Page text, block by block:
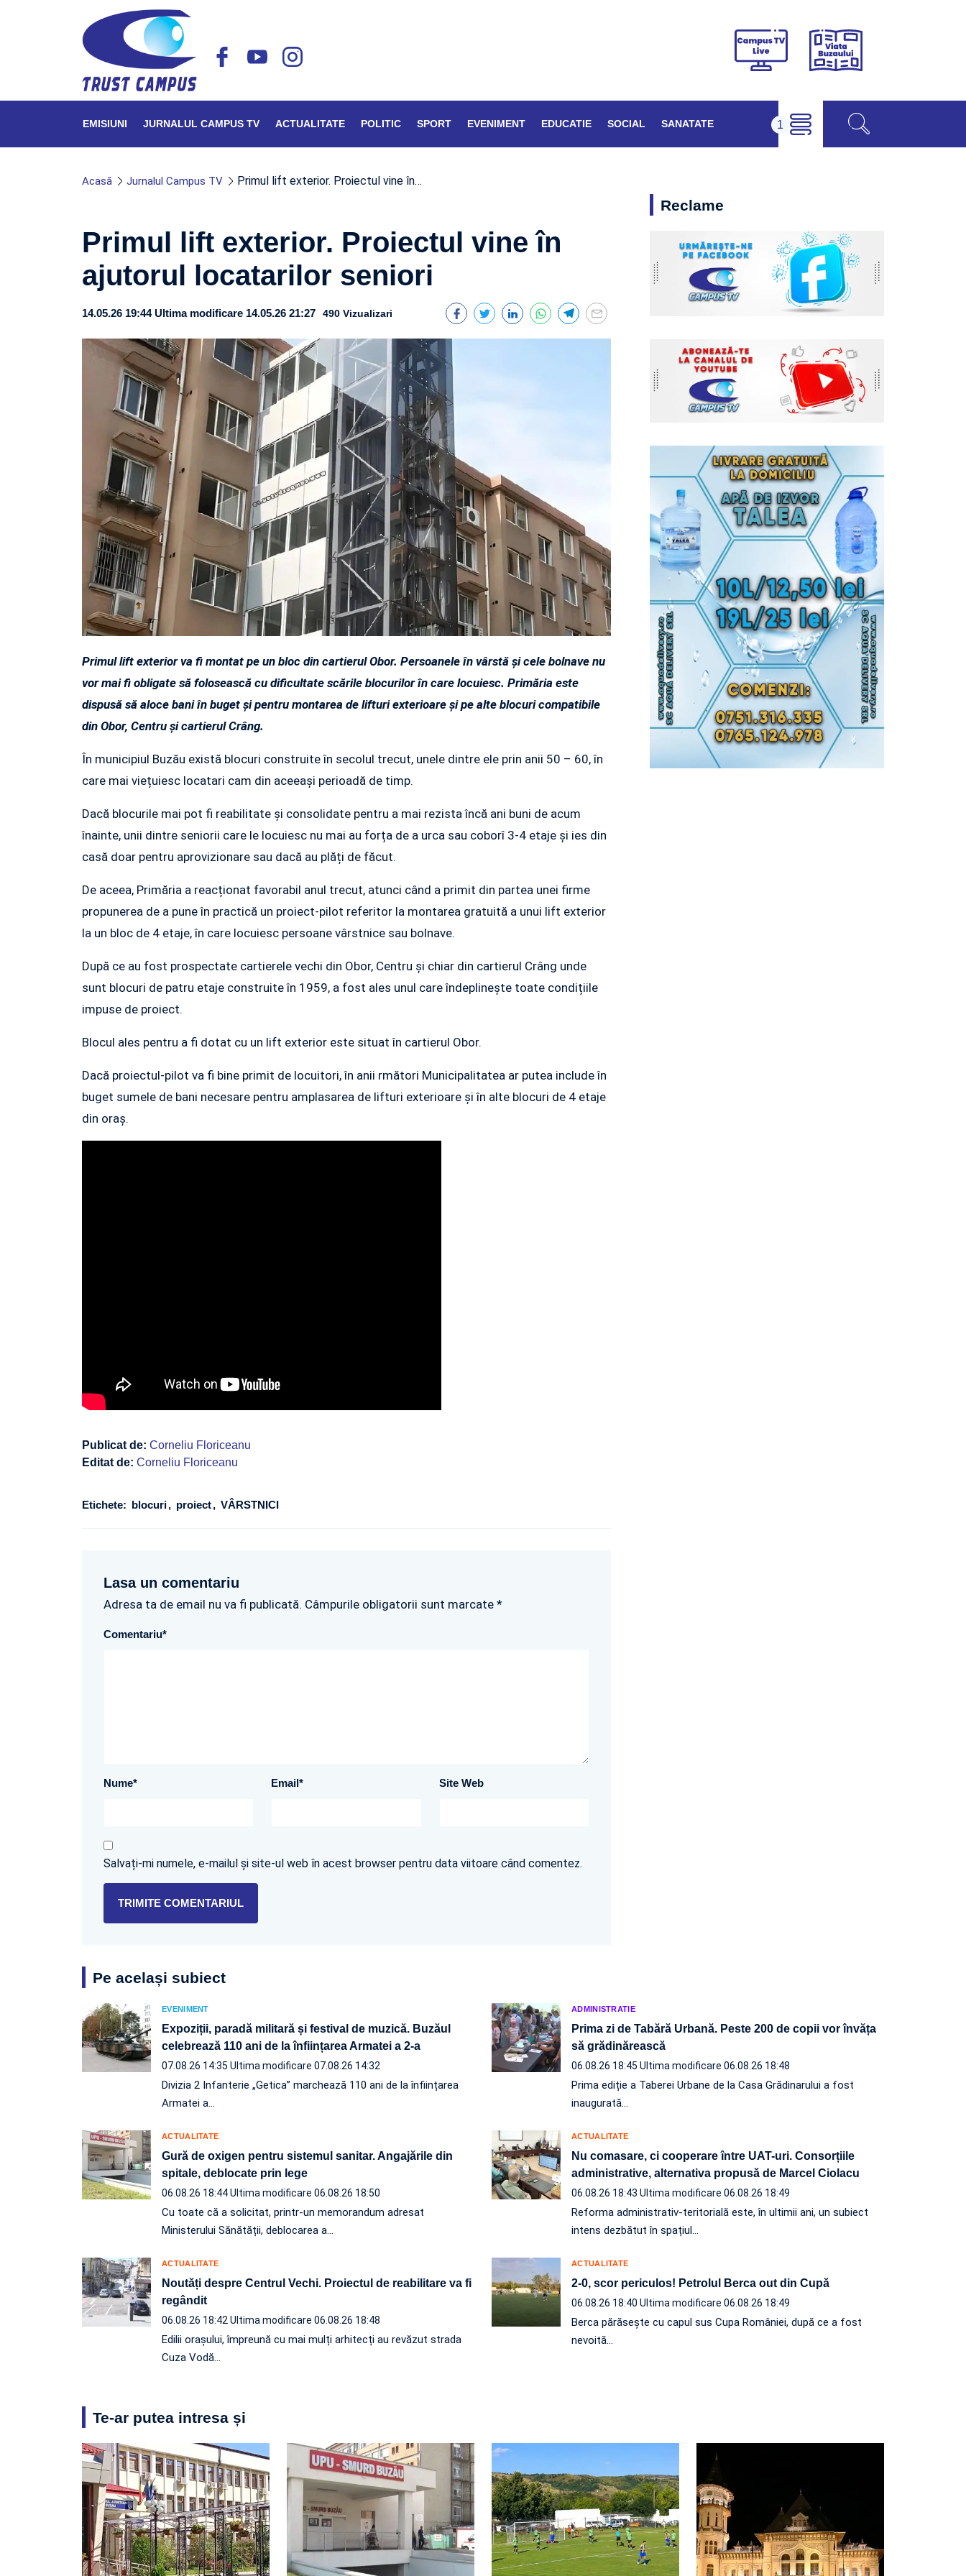
Campus
Viața
EMISIUNI JURNALUL CAMPUS TV ACTUALITATE POLITIC SPORT EVENIMENT EDUCATIE SOCIAL SANATATE
Acasă Jurnalul Campus TV Primul lift exterior. Proiectul vine în…
Primul lift exterior. Proiectul vine în
ajutorul locatarilor seniori
14.05.26 19:44 Ultima modificare 14.05.26 21:27 490 Vizualizari
Primul lift exterior va fi montat pe un bloc din cartierul Obor. Persoanele în vârstă și cele bolnave nu
vor mai fi obligate să folosească cu dificultate scările blocurilor în care locuiesc. Primăria este
dispusă să aloce bani în buget și pentru montarea de lifturi exterioare și pe alte blocuri compatibile
din Obor, Centru și cartierul Crâng.
În municipiul Buzău există blocuri construite în secolul trecut, unele dintre ele prin anii 50 – 60, în
care mai viețuiesc locatari cam din aceeași perioadă de timp.
Dacă blocurile mai pot fi reabilitate și consolidate pentru a mai rezista încă ani buni de acum
înainte, unii dintre seniorii care le locuiesc nu mai au forța de a urca sau coborî 3-4 etaje și ies din
casă doar pentru aprovizionare sau dacă au plăți de făcut.
De aceea, Primăria a reacționat favorabil anul trecut, atunci când a primit din partea unei firme
propunerea de a pune în practică un proiect-pilot referitor la montarea gratuită a unui lift exterior
la un bloc de 4 etaje, în care locuiesc persoane vârstnice sau bolnave.
După ce au fost prospectate cartierele vechi din Obor, Centru și chiar din cartierul Crâng unde
sunt blocuri de patru etaje construite în 1959, a fost ales unul care îndeplinește toate condițiile
impuse de proiect.
Blocul ales pentru a fi dotat cu un lift exterior este situat în cartierul Obor.
Dacă proiectul-pilot va fi bine primit de locuitori, în anii rmători Municipalitatea ar putea include în
buget sumele de bani necesare pentru amplasarea de lifturi exterioare și în alte blocuri de 4 etaje
din oraș.
Publicat de: Corneliu Floriceanu
Editat de: Corneliu Floriceanu
Etichete: blocuri proiect VÂRSTNICI
Lasa un comentariu
Adresa ta de email nu va fi publicată. Câmpurile obligatorii sunt marcate *
Comentariu*
Nume* Email* Site Web
Salvați-mi numele, e-mailul și site-ul web în acest browser pentru data viitoare când comentez.
Reclame
Pe același subiect
EVENIMENT
Expoziții, paradă militară și festival de muzică. Buzăul
celebrează 110 ani de la înființarea Armatei a 2-a
07.08.26 14:35 Ultima modificare 07.08.26 14:32
Divizia 2 Infanterie „Getica” marchează 110 ani de la înființarea
Armatei a…
ADMINISTRATIE
Prima zi de Tabără Urbană. Peste 200 de copii vor învăța
să grădinărească
06.08.26 18:45 Ultima modificare 06.08.26 18:48
Prima ediție a Taberei Urbane de la Casa Grădinarului a fost
inaugurată…
ACTUALITATE
Gură de oxigen pentru sistemul sanitar. Angajările din
spitale, deblocate prin lege
06.08.26 18:44Ultima modificare 06.08.26 18:50
Cu toate că a solicitat, printr-un memorandum adresat
Ministerului Sănătății, deblocarea a…
ACTUALITATE
Nu comasare, ci cooperare între UAT-uri. Consorțiile
administrative, alternativa propusă de Marcel Ciolacu
06.08.26 18:43 Ultima modificare 06.08.26 18:49
Reforma administrativ-teritorială este, în ultimii ani, un subiect
intens dezbătut în spațiul…
ACTUALITATE
Noutăți despre Centrul Vechi. Proiectul de reabilitare va fi
regândit
06.08.26 18:42Ultima modificare 06.08.26 18:48
Edilii orașului, împreună cu mai mulți arhitecți au revăzut strada
Cuza Vodă…
ACTUALITATE
2-0, scor periculos! Petrolul Berca out din Cupă
06.08.26 18:40 Ultima modificare 06.08.26 18:49
Berca părăsește cu capul sus Cupa României, după ce a fost
nevoită…
Te-ar putea intresa și